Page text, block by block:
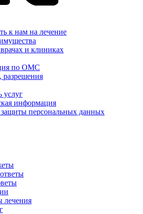
к нам на лечение
и клиниках
по ОМС
разрешения
услуг
информация
персональных данных
лечения